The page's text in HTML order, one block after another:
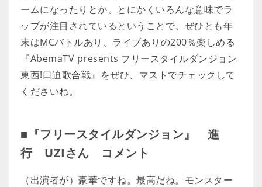
ームになったりとか、とにかくいろんな意味でラ
ップが注目されているということで、ぜひとも年
末はMCバトルあり、ライブありの200％楽しめる
『AbemaTV presents フリースタイルダンジョン
東西!口迫歌合戦』をぜひ、マストでチェックして
くださいね。
■『フリースタイルダンジョン』 進
行 UZIさん コメント
（出演者が）豪華ですね。最高だね。モンスター